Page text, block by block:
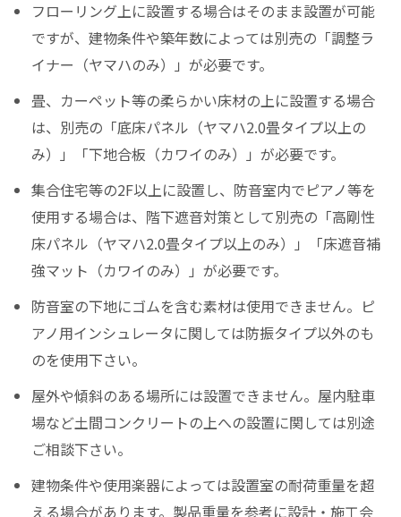
フローリング上に設置する場合はそのまま設置が可能
ですが、建物条件や築年数によっては別売の「調整ラ
イナー（ヤマハのみ）」が必要です。
畳、カーペット等の柔らかい床材の上に設置する場合
は、別売の「底床パネル（ヤマハ2.0畳タイプ以上の
み）」「下地合板（カワイのみ）」が必要です。
集合住宅等の2F以上に設置し、防音室内でピアノ等を
使用する場合は、階下遮音対策として別売の「高剛性
床パネル（ヤマハ2.0畳タイプ以上のみ）」「床遮音補
強マット（カワイのみ）」が必要です。
防音室の下地にゴムを含む素材は使用できません。ピ
アノ用インシュレータに関しては防振タイプ以外のも
のを使用下さい。
屋外や傾斜のある場所には設置できません。屋内駐車
場など土間コンクリートの上への設置に関しては別途
ご相談下さい。
建物条件や使用楽器によっては設置室の耐荷重量を超
える場合があります。製品重量を参考に設計・施工会